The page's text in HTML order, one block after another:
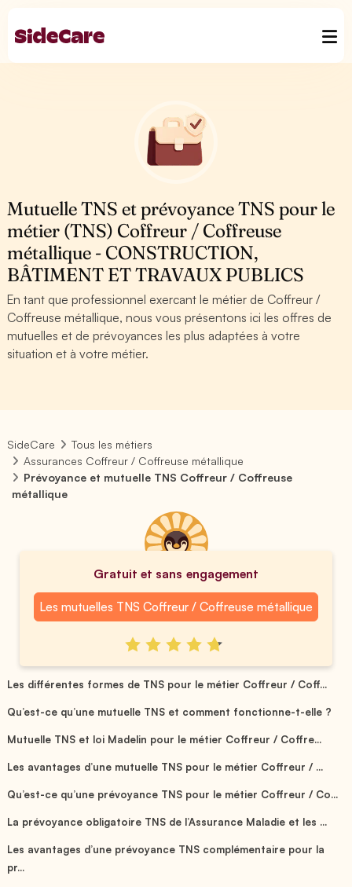
Mutuelle TNS et prévoyance TNS pour le
métier (TNS) Coffreur / Coffreuse
métallique - CONSTRUCTION,
BÂTIMENT ET TRAVAUX PUBLICS
En tant que professionnel exercant le métier de Coffreur /
Coffreuse métallique, nous vous présentons ici les offres de
mutuelles et de prévoyances les plus adaptées à votre
situation et à votre métier.
SideCare
Tous les métiers
Assurances Coffreur / Coffreuse métallique
Prévoyance et mutuelle TNS Coffreur / Coffreuse
métallique
Gratuit et sans engagement
Les mutuelles TNS Coffreur / Coffreuse métallique
Les différentes formes de TNS pour le métier Coffreur / Coff...
Qu’est-ce qu’une mutuelle TNS et comment fonctionne-t-elle ?
Mutuelle TNS et loi Madelin pour le métier Coffreur / Coffre...
Les avantages d’une mutuelle TNS pour le métier Coffreur / ...
Qu’est-ce qu’une prévoyance TNS pour le métier Coffreur / Co...
La prévoyance obligatoire TNS de l’Assurance Maladie et les ...
Les avantages d’une prévoyance TNS complémentaire pour la
pr...